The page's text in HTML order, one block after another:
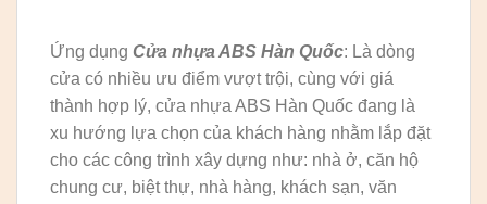
Ứng dụng Cửa nhựa ABS Hàn Quốc: Là dòng
cửa có nhiều ưu điểm vượt trội, cùng với giá
thành hợp lý, cửa nhựa ABS Hàn Quốc đang là
xu hướng lựa chọn của khách hàng nhằm lắp đặt
cho các công trình xây dựng như: nhà ở, căn hộ
chung cư, biệt thự, nhà hàng, khách sạn, văn